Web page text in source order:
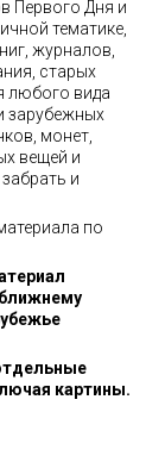
Первого Дня и
тематике,
журналов,
старых
любого вида
зарубежных
монет,
вещей и
и
по
картины.